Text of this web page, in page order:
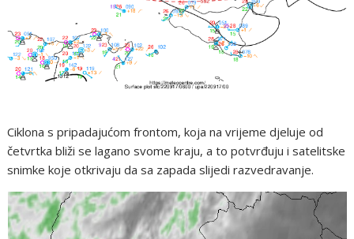
Ciklona s pripadajućom frontom, koja na vrijeme djeluje od
četvrtka bliži se lagano svome kraju, a to potvrđuju i satelitske
snimke koje otkrivaju da sa zapada slijedi razvedravanje.